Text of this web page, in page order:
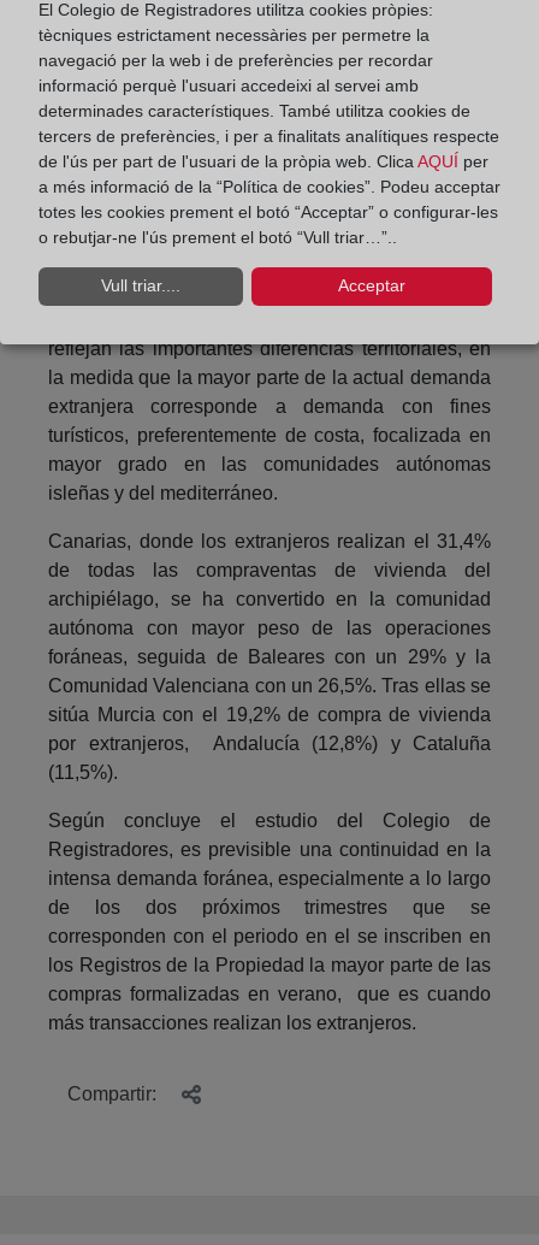
presenta pesos relativos por debajo del 4%.
reflejan las importantes diferencias territoriales, en
la medida que la mayor parte de la actual demanda
extranjera corresponde a demanda con fines
turísticos, preferentemente de costa, focalizada en
mayor grado en las comunidades autónomas
isleñas y del mediterráneo.
Canarias, donde los extranjeros realizan el 31,4%
de todas las compraventas de vivienda del
archipiélago, se ha convertido en la comunidad
autónoma con mayor peso de las operaciones
foráneas, seguida de Baleares con un 29% y la
Comunidad Valenciana con un 26,5%. Tras ellas se
sitúa Murcia con el 19,2% de compra de vivienda
por extranjeros, Andalucía (12,8%) y Cataluña
(11,5%).
Según concluye el estudio del Colegio de
Registradores, es previsible una continuidad en la
intensa demanda foránea, especialmente a lo largo
de los dos próximos trimestres que se
corresponden con el periodo en el se inscriben en
los Registros de la Propiedad la mayor parte de las
compras formalizadas en verano, que es cuando
más transacciones realizan los extranjeros.
Compartir:
El Colegio de Registradores utilitza cookies pròpies:
tècniques estrictament necessàries per permetre la
navegació per la web i de preferències per recordar
informació perquè l'usuari accedeixi al servei amb
determinades característiques. També utilitza cookies de
tercers de preferències, i per a finalitats analítiques respecte
de l'ús per part de l'usuari de la pròpia web. Clica AQUÍ per
a més informació de la “Política de cookies”. Podeu acceptar
totes les cookies prement el botó “Acceptar” o configurar-les
o rebutjar-ne l'ús prement el botó “Vull triar…”..
Vull triar.... Acceptar